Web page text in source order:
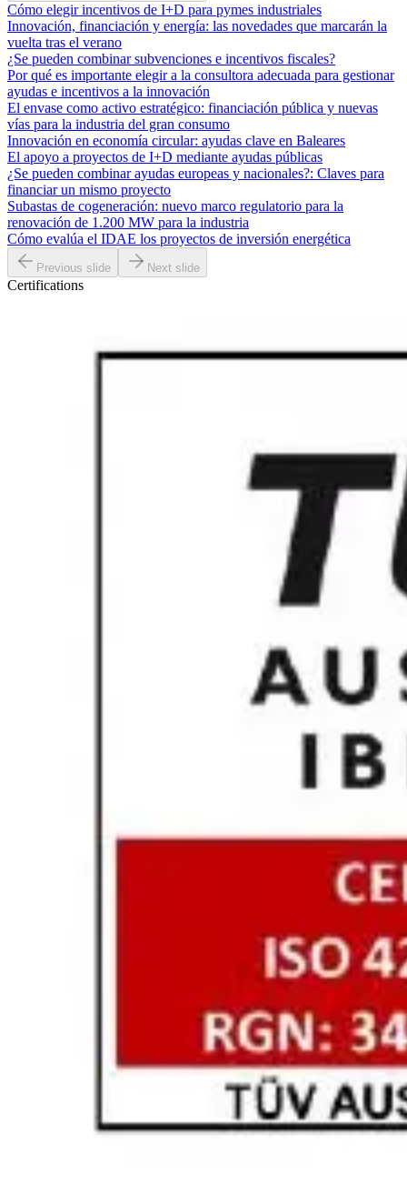
Cómo elegir incentivos de I+D para pymes industriales
Innovación, financiación y energía: las novedades que marcarán la
vuelta tras el verano
¿Se pueden combinar subvenciones e incentivos fiscales?
Por qué es importante elegir a la consultora adecuada para gestionar
ayudas e incentivos a la innovación
El envase como activo estratégico: financiación pública y nuevas
vías para la industria del gran consumo
Innovación en economía circular: ayudas clave en Baleares
El apoyo a proyectos de I+D mediante ayudas públicas
¿Se pueden combinar ayudas europeas y nacionales?: Claves para
financiar un mismo proyecto
Subastas de cogeneración: nuevo marco regulatorio para la
renovación de 1.200 MW para la industria
Cómo evalúa el IDAE los proyectos de inversión energética
Previous slide Next slide
Certifications